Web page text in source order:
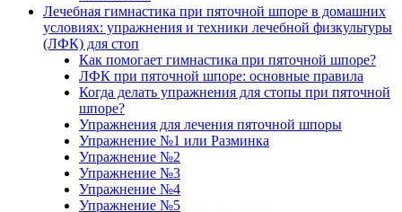
Лечебная гимнастика при пяточной шпоре в домашних
условиях: упражнения и техники лечебной физкультуры
(ЛФК) для стоп
Как помогает гимнастика при пяточной шпоре?
ЛФК при пяточной шпоре: основные правила
Когда делать упражнения для стопы при пяточной
шпоре?
Упражнения для лечения пяточной шпоры
Упражнение №1 или Разминка
Упражнение №2
Упражнение №3
Упражнение №4
Упражнение №5